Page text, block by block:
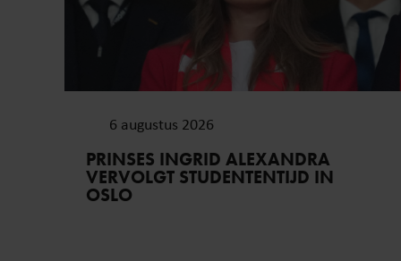
6 augustus 2026
PRINSES INGRID ALEXANDRA
VERVOLGT STUDENTENTIJD IN
OSLO